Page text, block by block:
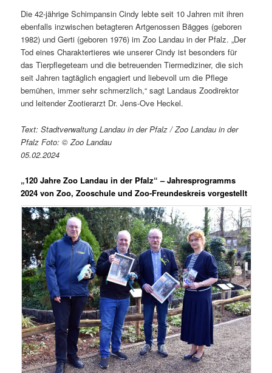
Die 42-jährige Schimpansin Cindy lebte seit 10 Jahren mit ihren
ebenfalls inzwischen betagteren Artgenossen Bägges (geboren
1982) und Gerti (geboren 1976) im Zoo Landau in der Pfalz. „Der
Tod eines Charaktertieres wie unserer Cindy ist besonders für
das Tierpflegeteam und die betreuenden Tiermediziner, die sich
seit Jahren tagtäglich engagiert und liebevoll um die Pflege
bemühen, immer sehr schmerzlich,“ sagt Landaus Zoodirektor
und leitender Zootierarzt Dr. Jens-Ove Heckel.
Text: Stadtverwaltung Landau in der Pfalz / Zoo Landau in der
Pfalz Foto: © Zoo Landau
05.02.2024
„120 Jahre Zoo Landau in der Pfalz“ – Jahresprogramms
2024 von Zoo, Zooschule und Zoo-Freundeskreis vorgestellt